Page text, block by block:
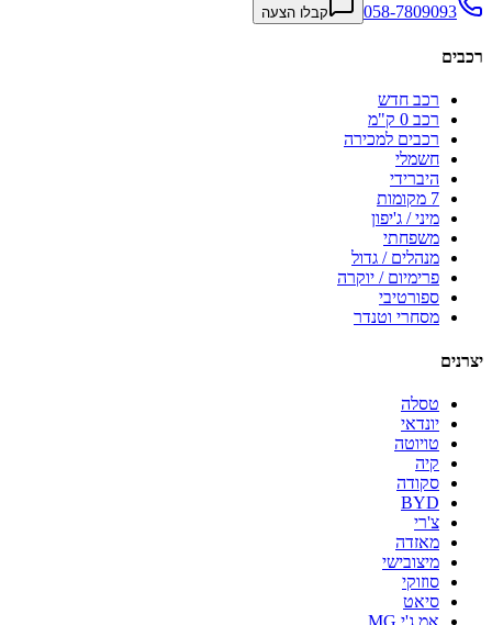
058-7809093 קבלו הצעה
רכבים
רכב חדש
רכב 0 ק"מ
רכבים למכירה
חשמלי
היברידי
7 מקומות
מיני / ג'יפון
משפחתי
מנהלים / גדול
פרימיום / יוקרה
ספורטיבי
מסחרי וטנדר
יצרנים
טסלה
יונדאי
טויוטה
קיה
סקודה
BYD
צ'רי
מאזדה
מיצובישי
סוזוקי
סיאט
אמ.ג'י MG